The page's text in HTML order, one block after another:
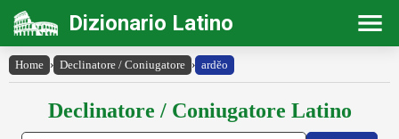
Dizionario Latino
Home › Declinatore / Coniugatore › ardĕo
Declinatore / Coniugatore Latino